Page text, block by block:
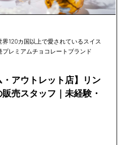
界120カ国以上で愛されているスイス
プレミアムチョコレートブランド
・アウトレット店】リン
売スタッフ｜未経験・